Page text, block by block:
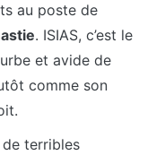
au poste de
. ISIAS, c’est le
et avide de
comme son
de terribles